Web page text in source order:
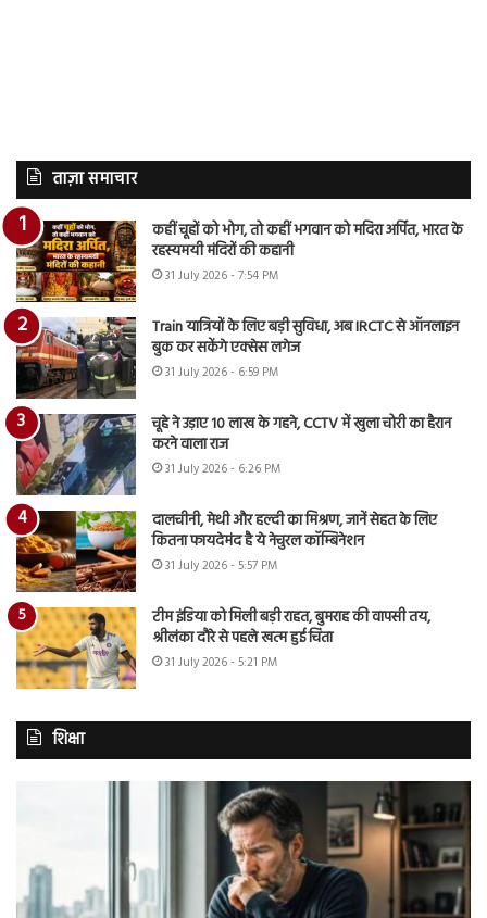
ताज़ा समाचार
कहीं चूहों को भोग, तो कहीं भगवान को मदिरा अर्पित, भारत के
रहस्यमयी मंदिरों की कहानी
31 July 2026 - 7:54 PM
Train यात्रियों के लिए बड़ी सुविधा, अब IRCTC से ऑनलाइन
बुक कर सकेंगे एक्सेस लगेज
31 July 2026 - 6:59 PM
चूहे ने उड़ाए 10 लाख के गहने, CCTV में खुला चोरी का हैरान
करने वाला राज
31 July 2026 - 6:26 PM
दालचीनी, मेथी और हल्दी का मिश्रण, जानें सेहत के लिए
कितना फायदेमंद है ये नेचुरल कॉम्बिनेशन
31 July 2026 - 5:57 PM
टीम इंडिया को मिली बड़ी राहत, बुमराह की वापसी तय,
श्रीलंका दौरे से पहले खत्म हुई चिंता
31 July 2026 - 5:21 PM
शिक्षा